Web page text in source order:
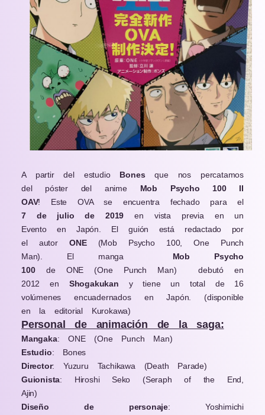
A partir del estudio Bonesque nos percatamos
del póster del anime Mob Psycho 100 II
OAV! Este OVA se encuentra fechado para el
7 de julio de 2019 en vista previa en un
Evento en Japón. El guión está redactado por
el autor ONE (Mob Psycho 100, One Punch
Man). El manga
Mob Psycho
100
de ONE (One Punch Man)
debutó en
2012 en
Shogakukan
y tiene un total de 16
volúmenes encuadernados en Japón. (disponible
en la editorial Kurokawa)
Personal de animación de la saga:
Mangaka: ONE (One Punch Man)
Estudio: Bones
Director: Yuzuru Tachikawa (Death Parade)
Guionista: Hiroshi Seko (Seraph of the End,
Ajin)
Diseño de personaje: Yoshimichi